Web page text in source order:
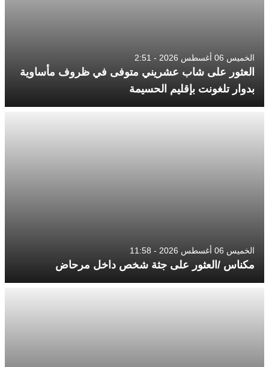
الخميس 06 أغسطس 2026 - 2:51
العثور على شاب عشريني متوفى في ظروف مأساوية
بدوار تلغونت بإقليم الحسيمة
الخميس 06 أغسطس 2026 - 11:58
مكناس /العثور على جثة شخص داخل مرحاض